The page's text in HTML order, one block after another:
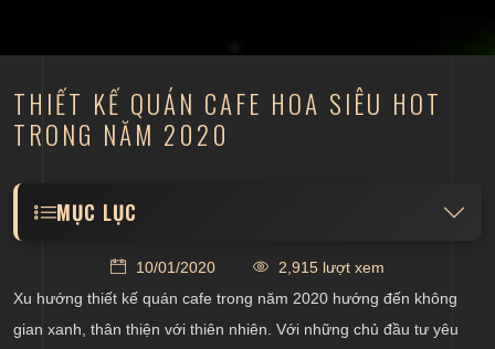
THIẾT KẾ QUÁN CAFE HOA SIÊU HOT
TRONG NĂM 2020
MỤC LỤC
gian mở
Thiết kế nội thất quán cafe sử dụng vật liệu từ thiên
nhiên
10/01/2020
2,915 lượt xem
Xu hướng thiết kế quán cafe trong năm 2020 hướng đến không
gian xanh, thân thiện với thiên nhiên. Với những chủ đầu tư yêu